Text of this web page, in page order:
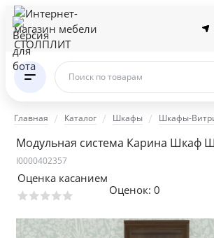
Поиск по товарам
Главная Каталог Шкафы Шкафы-
Модульная система Карина Шкаф
I0000402357
Оценка касанием
Оценок: 0